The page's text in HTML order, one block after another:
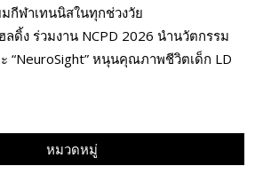
กีฬาเทนนิสในทุกช่วงวัย
ดิ้ง ร่วมงาน NCPD 2026 นำนวัตกรรม
“NeuroSight” หนุนคุณภาพชีวิตเด็ก LD
หมวดหมู่